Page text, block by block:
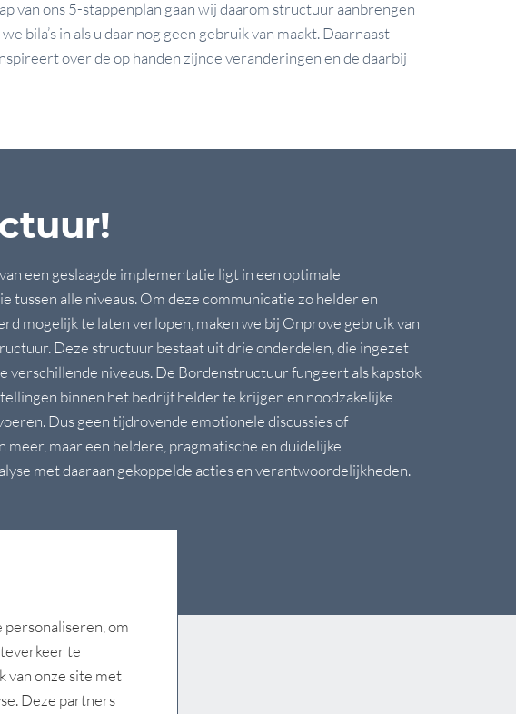
van ons 5-stappenplan gaan wij daarom structuur aanbrengen
bila’s in als u daar nog geen gebruik van maakt. Daarnaast
over de op handen zijnde veranderingen en de daarbij
een geslaagde implementatie ligt in een optimale
tussen alle niveaus. Om deze communicatie zo helder en
mogelijk te laten verlopen, maken we bij Onprove gebruik van
Deze structuur bestaat uit drie onderdelen, die ingezet
verschillende niveaus. De Bordenstructuur fungeert als kapstok
binnen het bedrijf helder te krijgen en noodzakelijke
Dus geen tijdrovende emotionele discussies of
meer, maar een heldere, pragmatische en duidelijke
met daaraan gekoppelde acties en verantwoordelijkheden.
om
te
van onze site met
Deze partners